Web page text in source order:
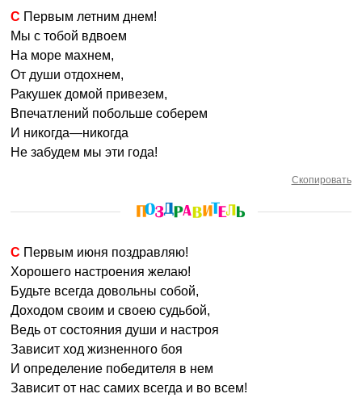
С Первым летним днем!
Мы с тобой вдвоем
На море махнем,
От души отдохнем,
Ракушек домой привезем,
Впечатлений побольше соберем
И никогда—никогда
Не забудем мы эти года!
Скопировать
С Первым июня поздравляю!
Хорошего настроения желаю!
Будьте всегда довольны собой,
Доходом своим и своею судьбой,
Ведь от состояния души и настроя
Зависит ход жизненного боя
И определение победителя в нем
Зависит от нас самих всегда и во всем!